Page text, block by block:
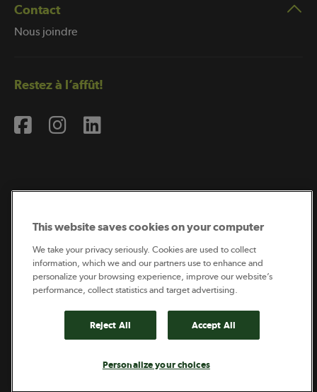
Contact
Nous joindre
Restez à l’affût!
Coopérateur est publié par Sollio Groupe Coopératif.
Il est l’outil d’information de la coopération agricole
québécoise.
This website saves cookies on your computer
We take your privacy seriously. Cookies are used to collect
information, which we and our partners use to enhance and
personalize your browsing experience, improve our website’s
performance, collect statistics and target advertising.
Reject All Accept All
Personalize your choices